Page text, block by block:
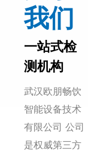
我们
一站式检
测机构
武汉欧朋畅饮
智能设备技术
有限公司 公司
是权威第三方